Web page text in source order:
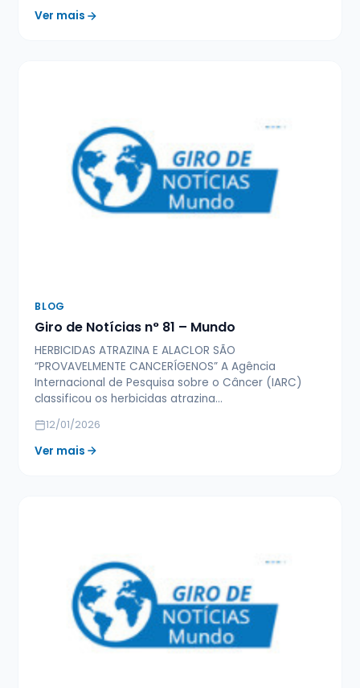
Ver mais
BLOG
Giro de Notícias n° 81 – Mundo
HERBICIDAS ATRAZINA E ALACLOR SÃO
“PROVAVELMENTE CANCERÍGENOS” A Agência
Internacional de Pesquisa sobre o Câncer (IARC)
classificou os herbicidas atrazina…
12/01/2026
Ver mais